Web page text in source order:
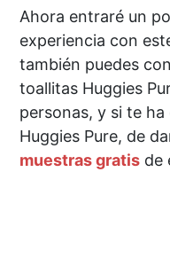
Ahora entraré un
experiencia con
también puedes
toallitas Huggies
personas, y si te
Huggies Pure, de
muestras gratis de